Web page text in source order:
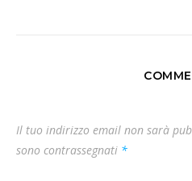
Il tuo indirizzo email non sarà
sono contrassegnati *